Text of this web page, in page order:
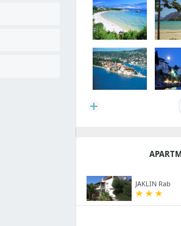
JAKLIN Rab